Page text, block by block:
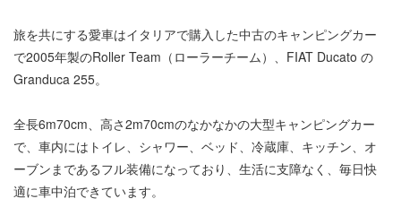
旅を共にする愛車はイタリアで購入した中古のキャンピングカー
で2005年製のRoller Team（ローラーチーム）、FIAT Ducato の
Granduca 255。
全長6m70cm、高さ2m70cmのなかなかの大型キャンピングカー
で、車内にはトイレ、シャワー、ベッド、冷蔵庫、キッチン、オ
ーブンまであるフル装備になっており、生活に支障なく、毎日快
適に車中泊できています。